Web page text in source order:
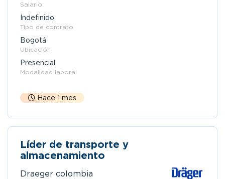
Salario
Indefinido
Tipo de contrato
Bogotá
Ubicación
Presencial
Modalidad laboral
Hace 1 mes
Líder de transporte y
almacenamiento
Draeger colombia